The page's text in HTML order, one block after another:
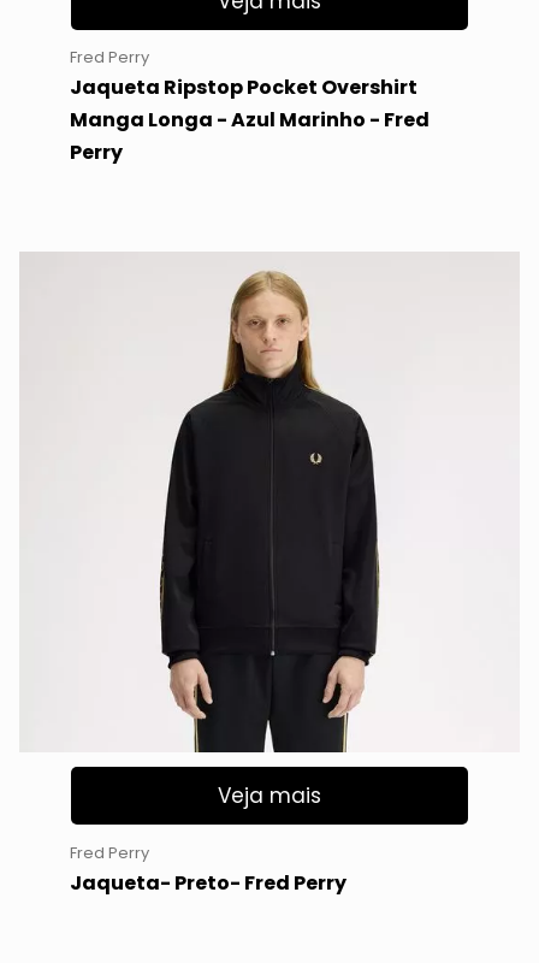
Fred Perry
Jaqueta Ripstop Pocket Overshirt
Manga Longa - Azul Marinho - Fred
Perry
Veja mais
Fred Perry
Jaqueta- Preto- Fred Perry